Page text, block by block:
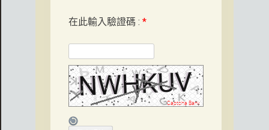
在此輸入驗證碼 : *